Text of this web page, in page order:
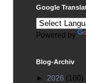
Google
Powered by
Blog-Archiv
► 2026 (100)